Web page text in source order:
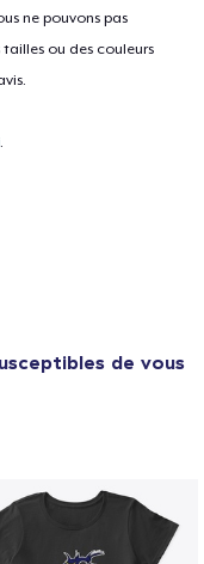
ne pouvons pas
ou des couleurs
de vous